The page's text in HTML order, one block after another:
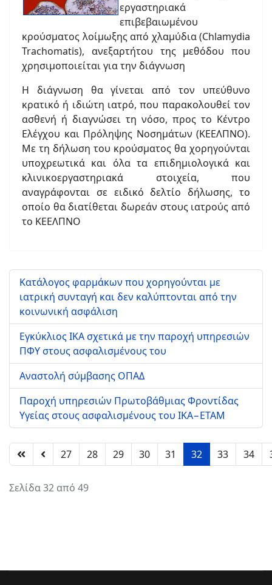
εργαστηριακά
επιβεβαιωμένου
κρούσματος λοίμωξης από χλαμύδια (Chlamydia
Trachomatis), ανεξαρτήτου της μεθόδου που
χρησιμοποιείται για την διάγνωση
Η διάγνωση θα γίνεται από τον υπεύθυνο
κρατικό ή ιδιώτη ιατρό, που παρακολουθεί τον
ασθενή ή διαγνώσει τη νόσο, προς το Κέντρο
Ελέγχου και Πρόληψης Νοσημάτων (ΚΕΕΛΠΝΟ).
Με τη δήλωση του κρούσματος θα χορηγούνται
υποχρεωτικά και όλα τα επιδημιολογικά και
κλινικοεργαστηριακά στοιχεία, που
αναγράφονται σε ειδικό δελτίο δήλωσης, το
οποίο θα διατίθεται δωρεάν στους ιατρούς από
το ΚΕΕΛΠΝΟ
Κατάλογος φαρμάκων που χορηγούνται με
ιατρική συνταγή και δεν καλύπτονται από την
κοινωνική ασφάλιση
Εγκύκλιος ΙΚΑ σχετικά με την παροχή υπηρεσιών
ΠΦΥ στους ασφαλισμένους του
Αναστολή σύμβασης ΟΠΑΔ
Παροχή υπηρεσιών Πρωτοβάθμιας Φροντίδας
Υγείας στους ασφαλισμένους του ΙΚΑ−ΕΤΑΜ
27 28 29 30 31 32 33 34
Σελίδα 32 από 49